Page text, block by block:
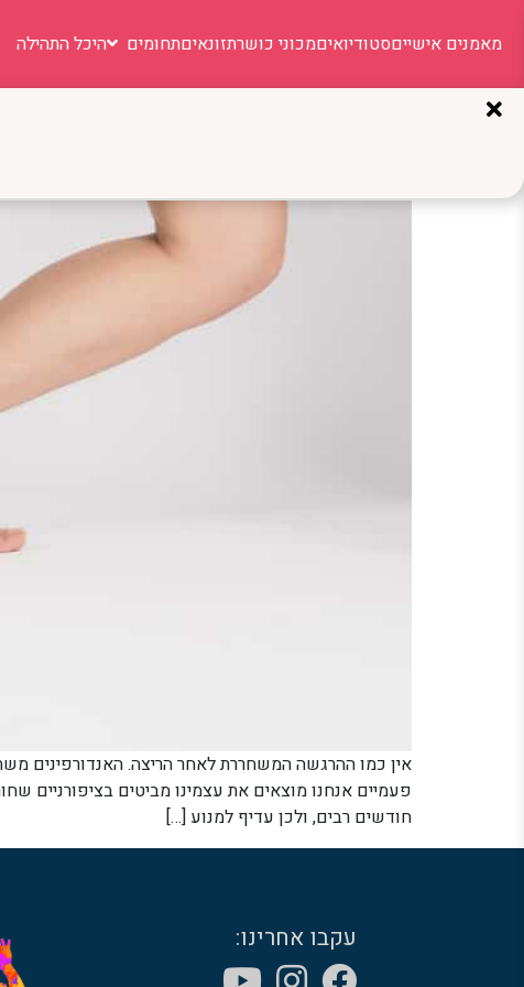
מאמנים אישייםסטודיואיםמכוני כושרתזונאיםתחומים היכל התהילה
כיצד נמנעים מציפורניים
אין כמו ההרגשה המשחררת לאחר הריצה. האנדורפינים
פעמיים אנחנו מוצאים את עצמינו מביטים בציפורניים
חודשים רבים, ולכן עדיף למנוע […]
עקבו אחרינו: